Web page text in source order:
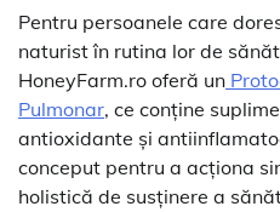
Pentru persoanele care
naturist în rutina lor de
HoneyFarm.ro oferă un
Pulmonar, ce conține
antioxidante și
conceput pentru a acționa
holistică de susținere a